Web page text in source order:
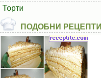
Торти
ПОДОБНИ РЕЦЕПТИ